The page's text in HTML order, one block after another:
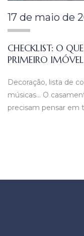
17 de maio de
CHECKLIST: O
PRIMEIRO
Decoração, lista de
músicas… O
precisam pensar em